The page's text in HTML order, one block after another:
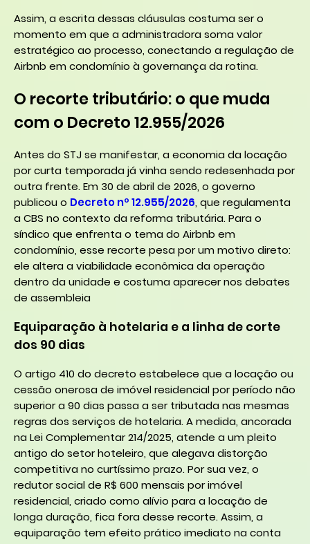
Assim, a escrita dessas cláusulas costuma ser o
momento em que a administradora soma valor
estratégico ao processo, conectando a regulação de
Airbnb em condomínio à governança da rotina.
O recorte tributário: o que muda
com o Decreto 12.955/2026
Antes do STJ se manifestar, a economia da locação
por curta temporada já vinha sendo redesenhada por
outra frente. Em 30 de abril de 2026, o governo
publicou o Decreto nº 12.955/2026, que regulamenta
a CBS no contexto da reforma tributária. Para o
síndico que enfrenta o tema do Airbnb em
condomínio, esse recorte pesa por um motivo direto:
ele altera a viabilidade econômica da operação
dentro da unidade e costuma aparecer nos debates
de assembleia
Equiparação à hotelaria e a linha de corte
dos 90 dias
O artigo 410 do decreto estabelece que a locação ou
cessão onerosa de imóvel residencial por período não
superior a 90 dias passa a ser tributada nas mesmas
regras dos serviços de hotelaria. A medida, ancorada
na Lei Complementar 214/2025, atende a um pleito
antigo do setor hoteleiro, que alegava distorção
competitiva no curtíssimo prazo. Por sua vez, o
redutor social de R$ 600 mensais por imóvel
residencial, criado como alívio para a locação de
longa duração, fica fora desse recorte. Assim, a
equiparação tem efeito prático imediato na conta